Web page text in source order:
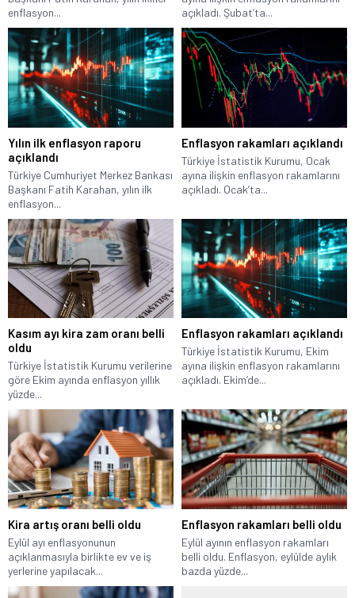
enflasyon...
açıkladı. Şubat’ta...
Yılın ilk enflasyon raporu
açıklandı
Türkiye Cumhuriyet Merkez Bankası
Başkanı Fatih Karahan, yılın ilk
enflasyon...
Enflasyon rakamları açıklandı
Türkiye İstatistik Kurumu, Ocak
ayına ilişkin enflasyon rakamlarını
açıkladı. Ocak’ta...
Kasım ayı kira zam oranı belli
oldu
Türkiye İstatistik Kurumu verilerine
göre Ekim ayında enflasyon yıllık
yüzde...
Enflasyon rakamları açıklandı
Türkiye İstatistik Kurumu, Ekim
ayına ilişkin enflasyon rakamlarını
açıkladı. Ekim’de...
Kira artış oranı belli oldu
Eylül ayı enflasyonunun
açıklanmasıyla birlikte ev ve iş
yerlerine yapılacak...
Enflasyon rakamları belli oldu
Eylül ayının enflasyon rakamları
belli oldu. Enflasyon, eylülde aylık
bazda yüzde...